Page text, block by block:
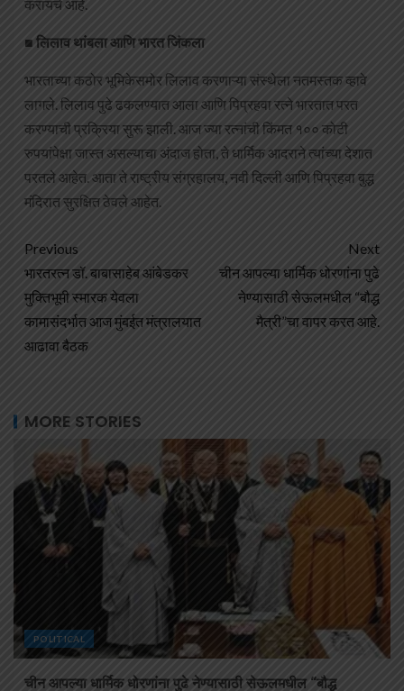
करायचे आहे.
■ लिलाव थांबला आणि भारत जिंकला
भारताच्या कठोर भूमिकेसमोर लिलाव करणाऱ्या संस्थेला नतमस्तक व्हावे
लागले. लिलाव पुढे ढकलण्यात आला आणि पिप्रहवा रत्ने भारतात परत
करण्याची प्रक्रिया सुरू झाली. आज ज्या रत्नांची किंमत १०० कोटी
रुपयांपेक्षा जास्त असल्याचा अंदाज होता, ते धार्मिक आदराने त्यांच्या देशात
परतले आहेत. आता ते राष्ट्रीय संग्रहालय, नवी दिल्ली आणि पिप्रहवा बुद्ध
मंदिरात सुरक्षित ठेवले आहेत.
Previous
भारतरत्न डॉ. बाबासाहेब आंबेडकर
मुक्तिभूमी स्मारक येवला
कामासंदर्भात आज मुंबईत मंत्रालयात
आढावा बैठक
Next
चीन आपल्या धार्मिक धोरणांना पुढे
नेण्यासाठी सेऊलमधील “बौद्ध
मैत्री”चा वापर करत आहे.
MORE STORIES
POLITICAL
चीन आपल्या धार्मिक धोरणांना पुढे नेण्यासाठी सेऊलमधील “बौद्ध